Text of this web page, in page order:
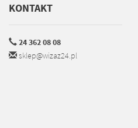
KONTAKT
24 362 08 08
sklep@wizaz24.pl